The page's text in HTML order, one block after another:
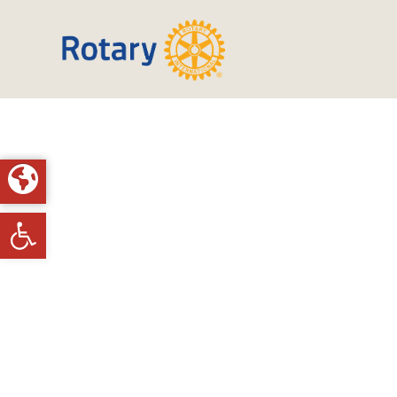
Toolbar openen